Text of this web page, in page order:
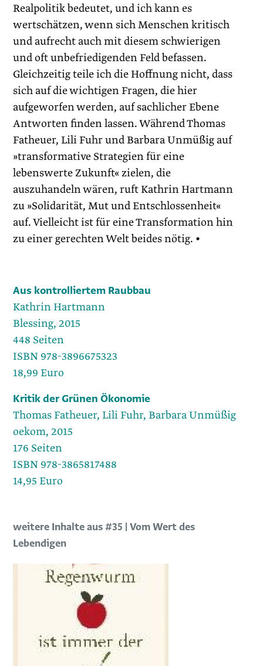
Realpolitik bedeutet, und ich kann es
wertschätzen, wenn sich Menschen kritisch
und aufrecht auch mit diesem schwierigen
und oft unbefriedigenden Feld befassen.
Gleichzeitig teile ich die Hoffnung nicht, dass
sich auf die wichtigen Fragen, die hier
aufgeworfen werden, auf sachlicher Ebene
Antworten finden lassen. Während Thomas
Fatheuer, Lili Fuhr und Barbara Unmüßig auf
»transformative Strategien für eine
lebenswerte Zukunft« zielen, die
auszuhandeln wären, ruft Kathrin Hartmann
zu »Solidarität, Mut und Entschlossenheit«
auf. Vielleicht ist für eine Transformation hin
zu einer gerechten Welt beides nötig. •
Aus kontrolliertem Raubbau
Kathrin Hartmann
Blessing, 2015
448 Seiten
ISBN 978-3896675323
18,99 Euro
Kritik der Grünen Ökonomie
Thomas Fatheuer, Lili Fuhr, Barbara Unmüßig
oekom, 2015
176 Seiten
ISBN 978-3865817488
14,95 Euro
weitere Inhalte aus #35 | Vom Wert des
Lebendigen